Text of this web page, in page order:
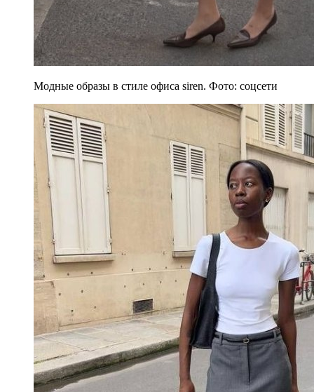
Модные образы в стиле офиса siren. Фото: соцсети